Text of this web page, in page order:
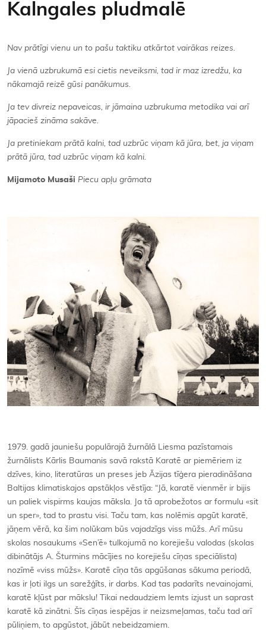
Kalngales pludmalē
Nav prātīgi vienu un to pašu taktiku atkārtot vairākas reizes.
Ja vienā uzbrukumā esi cietis neveiksmi, tad ir maz izredžu, ka
nākamajā reizē gūsi panākumus.
Ja tev divreiz nepaveicas, ir jāmaina uzbrukuma metodika vai arī
jāpacieš zināma sakāve.
Ja pretiniekam prātā kalni, tad uzbrūc viņam kā jūra, bet, ja viņam
prātā jūra, tad uzbrūc viņam kā kalni.
Mijamoto Musaši Piecu apļu grāmata
1979. gadā jauniešu populārajā žurnālā Liesma pazīstamais
žurnālists Kārlis Baumanis savā rakstā Karatē ar piemēriem iz
dzīves, kino, literatūras un preses jeb Āzijas tīģera pieradināšana
Baltijas klimatiskajos apstākļos vēstīja: “Jā, karatē vienmēr ir bijis
un paliek vispirms kaujas māksla. Ja tā aprobežotos ar formulu «sit
un sper», tad to prastu visi. Taču tam, kas nolēmis apgūt karatē,
jāņem vērā, ka šim nolūkam būs vajadzīgs viss mūžs. Arī mūsu
skolas nosaukums «Sen’ē» tulkojumā no korejiešu valodas (skolas
dibinātājs A. Šturmins mācījies no korejiešu cīņas speciālista)
nozīmē «viss mūžs». Karatē cīņa tās apgūšanas sākuma periodā,
kas ir ļoti ilgs un sarežģīts, ir darbs. Kad tas padarīts nevainojami,
karatē kļūst par mākslu! Tikai nedaudziem lemts izjust un saprast
karatē kā zinātni. Šīs cīņas iespējas ir neizsmeļamas, taču tad arī
pūliņiem, to apgūstot, jābūt nebeidzamiem.